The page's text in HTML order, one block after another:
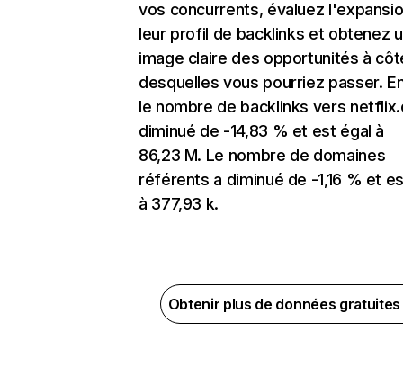
vos concurrents, évaluez
leur profil de backlinks et obtenez
image claire des opportunités à
desquelles vous pourriez passer.
le nombre de backlinks vers
diminué de -14,83 % et est égal à
86,23 M. Le nombre de domaines
référents a diminué de -1,16 % et
à 377,93 k.
Obtenir plus de données